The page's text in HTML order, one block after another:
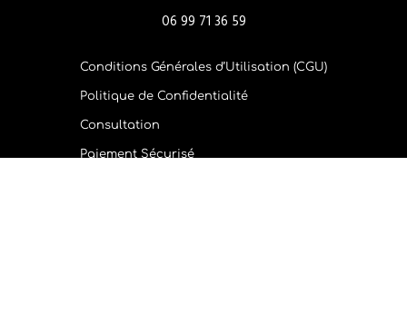
06 99 71 36 59
Conditions Générales d’Utilisation (CGU)
Politique de Confidentialité
Consultation
Paiement Sécurisé